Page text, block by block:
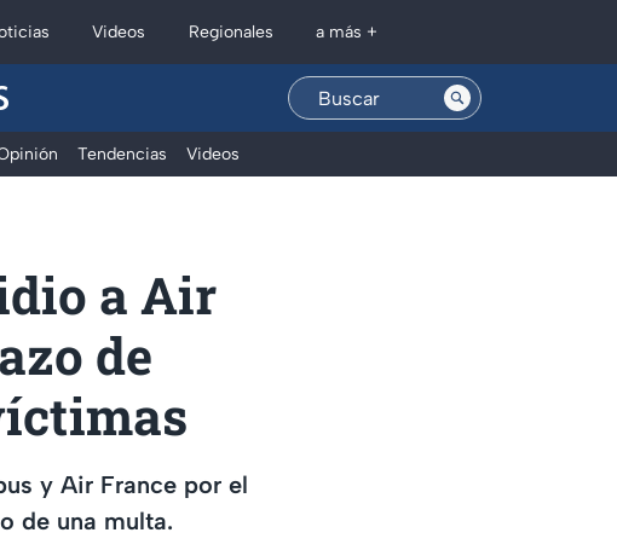
Videos Regionales a más +
Tendencias Videos
a Air
de
y Air France por el
de una multa.